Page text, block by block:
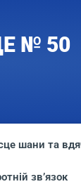
№ 50
шани та
зв’язок